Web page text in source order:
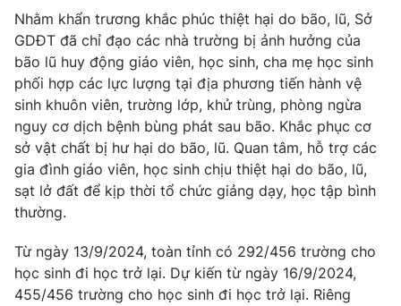
VTV4 Vươn mình bằng AI
VTV9 VTV8
Liên hệ tòa soạn English
THỜI BÁO VTV
Theo dõi báo trên
Nhằm khẩn trương khắc phúc thiệt hại do bão, lũ, Sở
GDĐT đã chỉ đạo các nhà trường bị ảnh hưởng của
bão lũ huy động giáo viên, học sinh, cha mẹ học sinh
phối hợp các lực lượng tại địa phương tiến hành vệ
sinh khuôn viên, trường lớp, khử trùng, phòng ngừa
nguy cơ dịch bệnh bùng phát sau bão. Khắc phục cơ
sở vật chất bị hư hại do bão, lũ. Quan tâm, hỗ trợ các
gia đình giáo viên, học sinh chịu thiệt hại do bão, lũ,
sạt lở đất để kịp thời tổ chức giảng dạy, học tập bình
thường.
Từ ngày 13/9/2024, toàn tỉnh có 292/456 trường cho
học sinh đi học trở lại. Dự kiến từ ngày 16/9/2024,
455/456 trường cho học sinh đi học trở lại. Riêng